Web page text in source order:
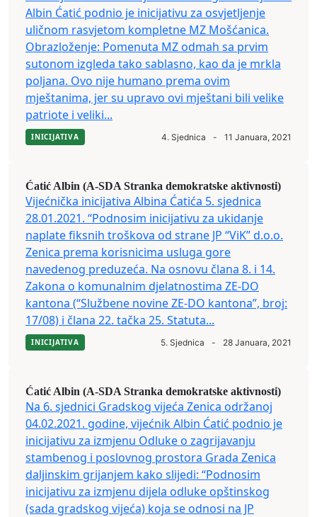
Albin Ćatić podnio je inicijativu za osvjetljenje
uličnom rasvjetom kompletne MZ Mošćanica.
Obrazloženje: Pomenuta MZ odmah sa prvim
sutonom izgleda tako sablasno, kao da je mrkla
poljana. Ovo nije humano prema ovim
mještanima, jer su upravo ovi mještani bili velike
patriote i veliki...
INICIJATIVA 4. Sjednica - 11 Januara, 2021
Ćatić Albin (A-SDA Stranka demokratske aktivnosti)
Vijećnička inicijativa Albina Ćatića 5. sjednica
28.01.2021. “Podnosim inicijativu za ukidanje
naplate fiksnih troškova od strane JP “ViK” d.o.o.
Zenica prema korisnicima usluga gore
navedenog preduzeća. Na osnovu člana 8. i 14.
Zakona o komunalnim djelatnostima ZE-DO
kantona (“Službene novine ZE-DO kantona”, broj:
17/08) i člana 22. tačka 25. Statuta...
INICIJATIVA 5. Sjednica - 28 Januara, 2021
Ćatić Albin (A-SDA Stranka demokratske aktivnosti)
Na 6. sjednici Gradskog vijeća Zenica održanoj
04.02.2021. godine, vijećnik Albin Ćatić podnio je
inicijativu za izmjenu Odluke o zagrijavanju
stambenog i poslovnog prostora Grada Zenica
daljinskim grijanjem kako slijedi: “Podnosim
inicijativu za izmjenu dijela odluke opštinskog
(sada gradskog vijeća) koja se odnosi na JP